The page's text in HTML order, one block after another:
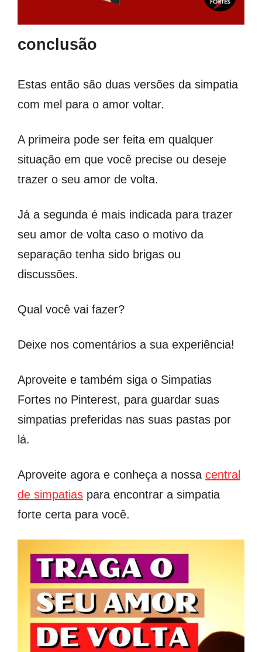
conclusão
Estas então são duas versões da simpatia
com mel para o amor voltar.
A primeira pode ser feita em qualquer
situação em que você precise ou deseje
trazer o seu amor de volta.
Já a segunda é mais indicada para trazer
seu amor de volta caso o motivo da
separação tenha sido brigas ou
discussões.
Qual você vai fazer?
Deixe nos comentários a sua experiência!
Aproveite e também siga o Simpatias
Fortes no Pinterest, para guardar suas
simpatias preferidas nas suas pastas por
lá.
Aproveite agora e conheça a nossa central
de simpatias para encontrar a simpatia
forte certa para você.